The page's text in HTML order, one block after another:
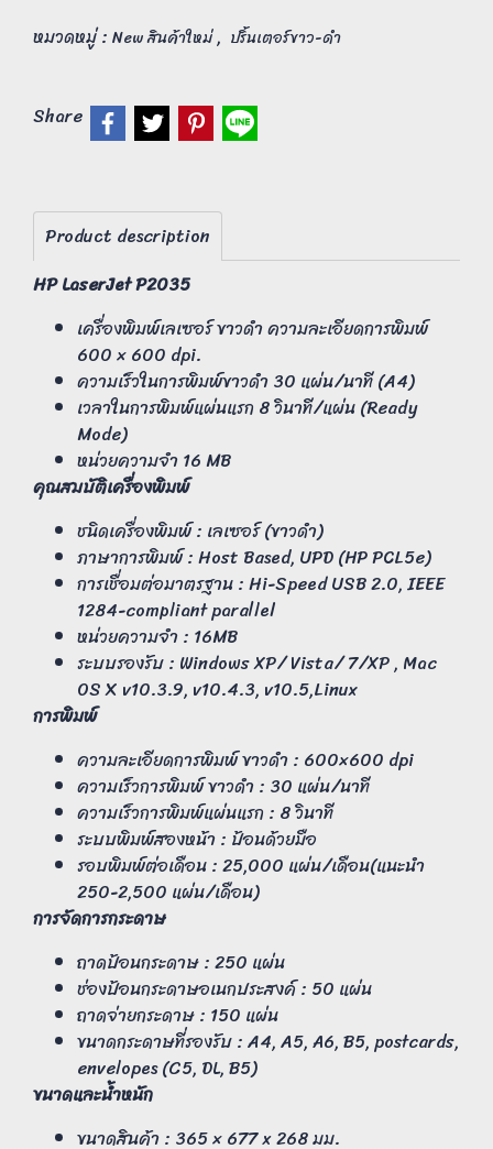
หมวดหมู่ : New สินค้าใหม่, ปริ้นเตอร์ขาว-ดำ
Share
Product description
HP LaserJet P2035
เครื่องพิมพ์เลเซอร์ ขาวดำ ความละเอียดการพิมพ์
600 × 600 dpi.
ความเร็วในการพิมพ์ขาวดำ 30 แผ่น/นาที (A4)
เวลาในการพิมพ์แผ่นแรก 8 วินาที/แผ่น (Ready
Mode)
หน่วยความจำ 16 MB
คุณสมบัติเครื่องพิมพ์
ชนิดเครื่องพิมพ์ : เลเซอร์ (ขาวดำ)
ภาษาการพิมพ์ : Host Based, UPD (HP PCL5e)
การเชื่อมต่อมาตรฐาน : Hi-Speed USB 2.0, IEEE
1284-compliant parallel
หน่วยความจำ : 16MB
ระบบรองรับ : Windows XP/ Vista/ 7/XP , Mac
OS X v10.3.9, v10.4.3, v10.5,Linux
การพิมพ์
ความละเอียดการพิมพ์ ขาวดำ : 600×600 dpi
ความเร็วการพิมพ์ ขาวดำ : 30 แผ่น/นาที
ความเร็วการพิมพ์แผ่นแรก : 8 วินาที
ระบบพิมพ์สองหน้า : ป้อนด้วยมือ
รอบพิมพ์ต่อเดือน : 25,000 แผ่น/เดือน(แนะนำ
250-2,500 แผ่น/เดือน)
การจัดการกระดาษ
ถาดป้อนกระดาษ : 250 แผ่น
ช่องป้อนกระดาษอเนกประสงค์ : 50 แผ่น
ถาดจ่ายกระดาษ : 150 แผ่น
ขนาดกระดาษที่รองรับ : A4, A5, A6, B5, postcards,
envelopes (C5, DL, B5)
ขนาดและน้ำหนัก
ขนาดสินค้า : 365 × 677 x 268 มม.